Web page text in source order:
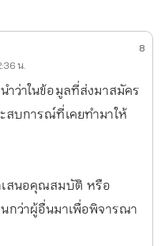
น.
8
ำว่าในข้อมูลที่ส่งมาสมัคร
สบการณ์ที่เคยทำมาให้
เสนอคุณสมบัติ หรือ
กว่าผู้อื่นมาเพื่อพิจารณา